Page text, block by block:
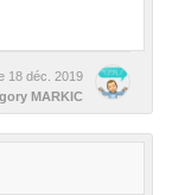
18 déc. 2019
MARKIC